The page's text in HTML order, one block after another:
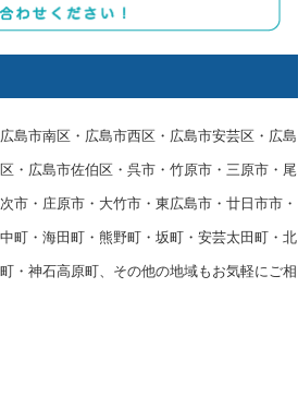
島市南区・広島市西区・広島市安芸区・広島
・広島市佐伯区・呉市・竹原市・三原市・尾
市・庄原市・大竹市・東広島市・廿日市市・
町・海田町・熊野町・坂町・安芸太田町・北
・神石高原町、その他の地域もお気軽にご相